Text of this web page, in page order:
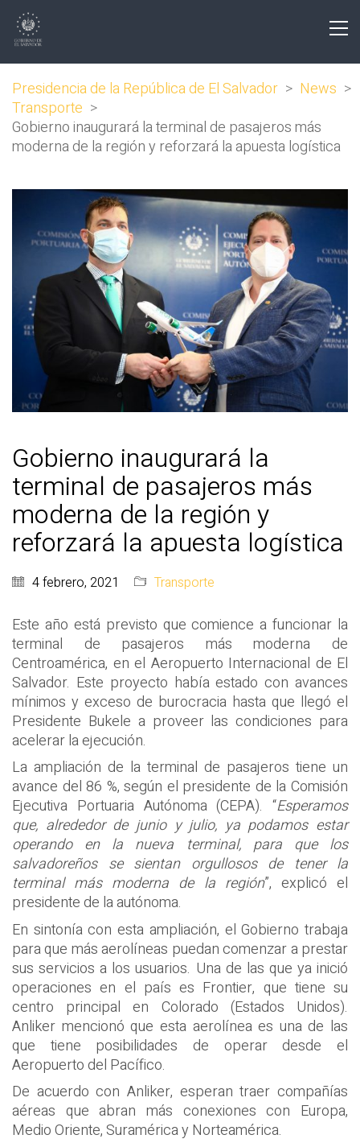
Presidencia de la República de El Salvador > News >
Transporte >
Gobierno inaugurará la terminal de pasajeros más
moderna de la región y reforzará la apuesta logística
Gobierno inaugurará la
terminal de pasajeros más
moderna de la región y
reforzará la apuesta logística
4 febrero, 2021 Transporte
Este año está previsto que comience a funcionar la
terminal de pasajeros más moderna de
Centroamérica, en el Aeropuerto Internacional de El
Salvador. Este proyecto había estado con avances
mínimos y exceso de burocracia hasta que llegó el
Presidente Bukele a proveer las condiciones para
acelerar la ejecución.
La ampliación de la terminal de pasajeros tiene un
avance del 86 %, según el presidente de la Comisión
Ejecutiva Portuaria Autónoma (CEPA). “Esperamos
que, alrededor de junio y julio, ya podamos estar
operando en la nueva terminal, para que los
salvadoreños se sientan orgullosos de tener la
terminal más moderna de la región”, explicó el
presidente de la autónoma.
En sintonía con esta ampliación, el Gobierno trabaja
para que más aerolíneas puedan comenzar a prestar
sus servicios a los usuarios. Una de las que ya inició
operaciones en el país es Frontier, que tiene su
centro principal en Colorado (Estados Unidos).
Anliker mencionó que esta aerolínea es una de las
que tiene posibilidades de operar desde el
Aeropuerto del Pacífico.
De acuerdo con Anliker, esperan traer compañías
aéreas que abran más conexiones con Europa,
Medio Oriente, Suramérica y Norteamérica.